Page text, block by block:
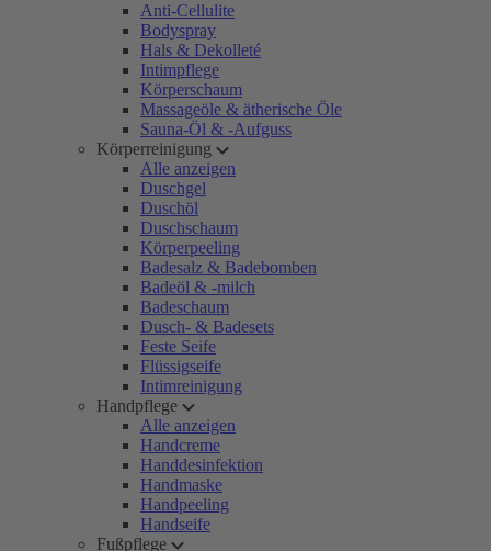
Anti-Cellulite
Bodyspray
Hals & Dekolleté
Intimpflege
Körperschaum
Massageöle & ätherische Öle
Sauna-Öl & -Aufguss
Körperreinigung
Alle anzeigen
Duschgel
Duschöl
Duschschaum
Körperpeeling
Badesalz & Badebomben
Badeöl & -milch
Badeschaum
Dusch- & Badesets
Feste Seife
Flüssigseife
Intimreinigung
Handpflege
Alle anzeigen
Handcreme
Handdesinfektion
Handmaske
Handpeeling
Handseife
Fußpflege